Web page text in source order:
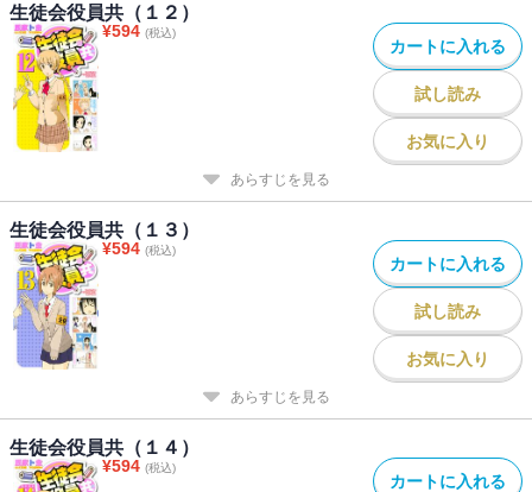
生徒会役員共（１２）
¥594 (税込)
カートに入れる
試し読み
お気に入り
あらすじを見る
生徒会役員共（１３）
¥594 (税込)
カートに入れる
試し読み
お気に入り
あらすじを見る
生徒会役員共（１４）
¥594 (税込)
カートに入れる